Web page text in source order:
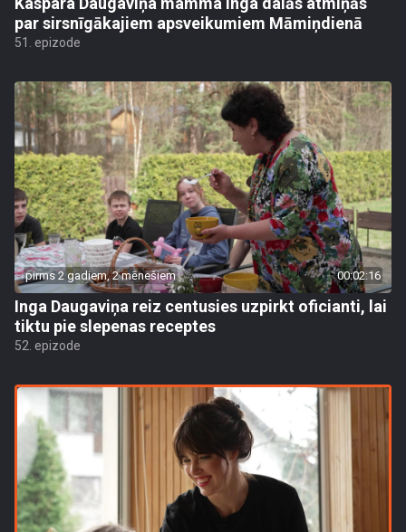
par sirsnīgākajiem apsveikumiem Māmiņdienā
51. epizode
pirms 2 gadiem, 2 mēnešiem 00:02:16
Inga Daugaviņa reiz centusies uzpirkt oficianti, lai
tiktu pie slepenas receptes
52. epizode